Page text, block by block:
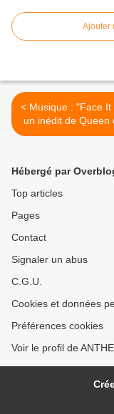
Ajouter
< Musique : "Face It Alone",
un inédit de Queen
par Freddie
Hébergé par
Top articles
Pages
Contact
Signaler un abus
C.G.U.
Cookies et données
Préférences cookies
Voir le profil de